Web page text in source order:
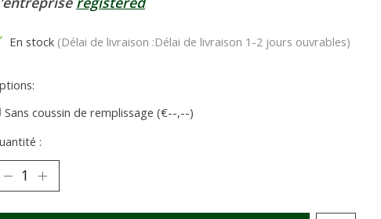
En stock (Délai de livraison :Délai de livraison 1-2 jours ouvrables)
Sans coussin de remplissage (€--,--)
: